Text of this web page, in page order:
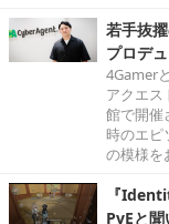
若手抜
プロデ
4Gamer
アクエス
館で開催
時のエピ
の模様を
『
PvEと